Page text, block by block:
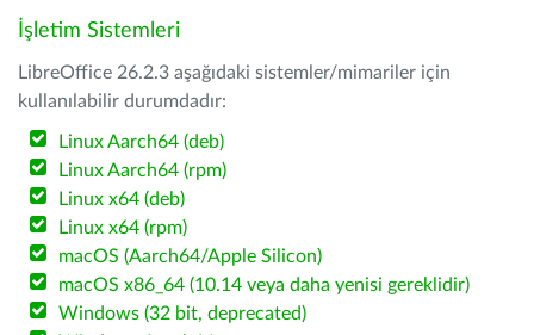
İşletim Sistemleri
LibreOffice 26.2.3 aşağıdaki sistemler/mimariler için
kullanılabilir durumdadır:
Linux Aarch64 (deb)
Linux Aarch64 (rpm)
Linux x64 (deb)
Linux x64 (rpm)
macOS (Aarch64/Apple Silicon)
macOS x86_64 (10.14 veya daha yenisi gereklidir)
Windows (32 bit, deprecated)